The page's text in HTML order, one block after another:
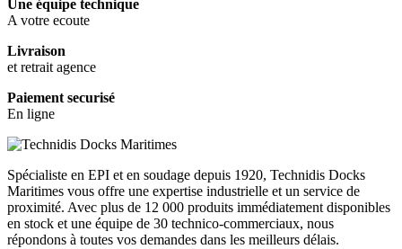
Une équipe technique
A votre ecoute
Livraison
et retrait agence
Paiement securisé
En ligne
Spécialiste en EPI et en soudage depuis 1920, Technidis Docks
Maritimes vous offre une expertise industrielle et un service de
proximité. Avec plus de 12 000 produits immédiatement disponibles
en stock et une équipe de 30 technico-commerciaux, nous
répondons à toutes vos demandes dans les meilleurs délais.